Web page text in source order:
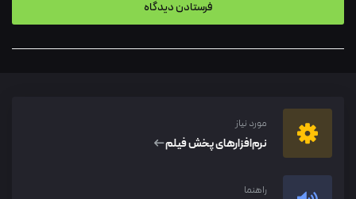
مورد نیاز
نرم‌افزار‌های پخش فیلم
راهنما